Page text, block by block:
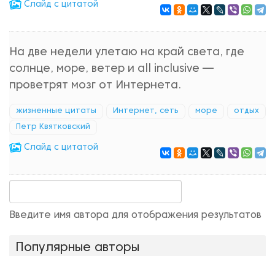
Cлайд с цитатой
На две недели улетаю на край света, где
солнце, море, ветер и all inclusive —
проветрят мозг от Интернета.
жизненные цитаты Интернет, сеть море отдых
Петр Квятковский
Cлайд с цитатой
Введите имя автора для отображения результатов
Популярные авторы